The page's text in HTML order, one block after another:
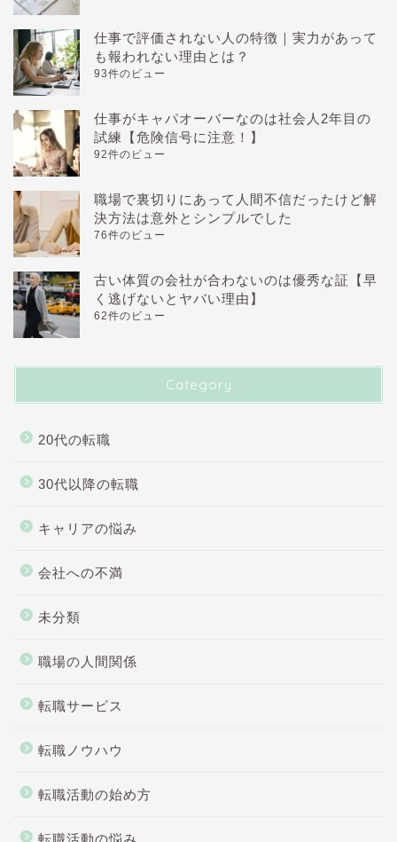
仕事で評価されない人の特徴｜実力があって
も報われない理由とは？
93件のビュー
仕事がキャパオーバーなのは社会人2年目の
試練【危険信号に注意！】
92件のビュー
職場で裏切りにあって人間不信だったけど解
決方法は意外とシンプルでした
76件のビュー
古い体質の会社が合わないのは優秀な証【早
く逃げないとヤバい理由】
62件のビュー
Category
20代の転職
30代以降の転職
キャリアの悩み
会社への不満
未分類
職場の人間関係
転職サービス
転職ノウハウ
転職活動の始め方
転職活動の悩み